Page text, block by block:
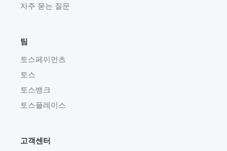
자주 묻는 질문
팀
토스페이먼츠
토스
토스뱅크
토스플레이스
고객센터